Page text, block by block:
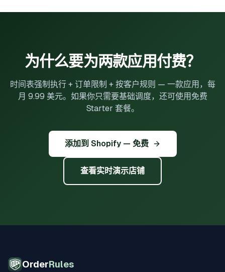
月 9.99 美元更便宜。但如果预订模式对你的工作流程必不
为什么要为两款应用付费？
时间表强制执行 + 订单限制 + 按客户规则 — 一款应用，每
月 9.99 美元。如果你只需要基础调度，还可使用免费
Starter 套餐。
添加到 Shopify — 免费
查看实时演示店铺
OrderRules